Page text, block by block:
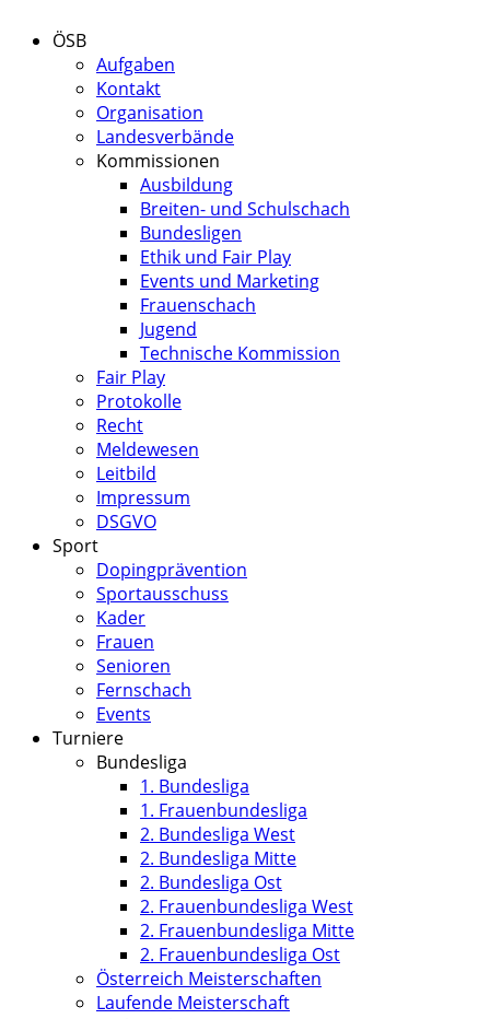
ÖSB
Aufgaben
Kontakt
Organisation
Landesverbände
Kommissionen
Ausbildung
Breiten- und Schulschach
Bundesligen
Ethik und Fair Play
Events und Marketing
Frauenschach
Jugend
Technische Kommission
Fair Play
Protokolle
Recht
Meldewesen
Leitbild
Impressum
DSGVO
Sport
Dopingprävention
Sportausschuss
Kader
Frauen
Senioren
Fernschach
Events
Turniere
Bundesliga
1. Bundesliga
1. Frauenbundesliga
2. Bundesliga West
2. Bundesliga Mitte
2. Bundesliga Ost
2. Frauenbundesliga West
2. Frauenbundesliga Mitte
2. Frauenbundesliga Ost
Österreich Meisterschaften
Laufende Meisterschaft